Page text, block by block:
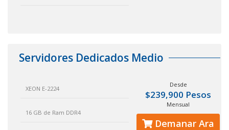
Servidores Dedicados Medio
XEON E-2224
16 GB de Ram DDR4
Desde
$239,900 Pesos
Mensual
Demanar Ara